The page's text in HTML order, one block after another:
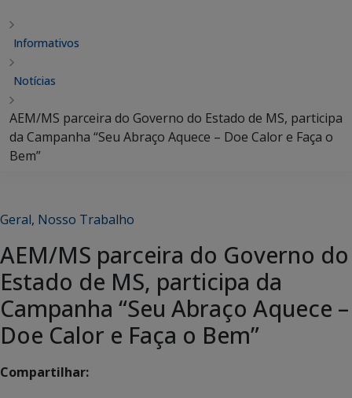
Informativos
Notícias
AEM/MS parceira do Governo do Estado de MS, participa
da Campanha “Seu Abraço Aquece – Doe Calor e Faça o
Bem”
Geral, Nosso Trabalho
AEM/MS parceira do Governo do
Estado de MS, participa da
Campanha “Seu Abraço Aquece –
Doe Calor e Faça o Bem”
Compartilhar: